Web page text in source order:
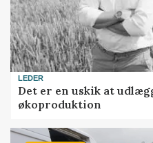
LEDER
Det er en uskik at
økoproduktion